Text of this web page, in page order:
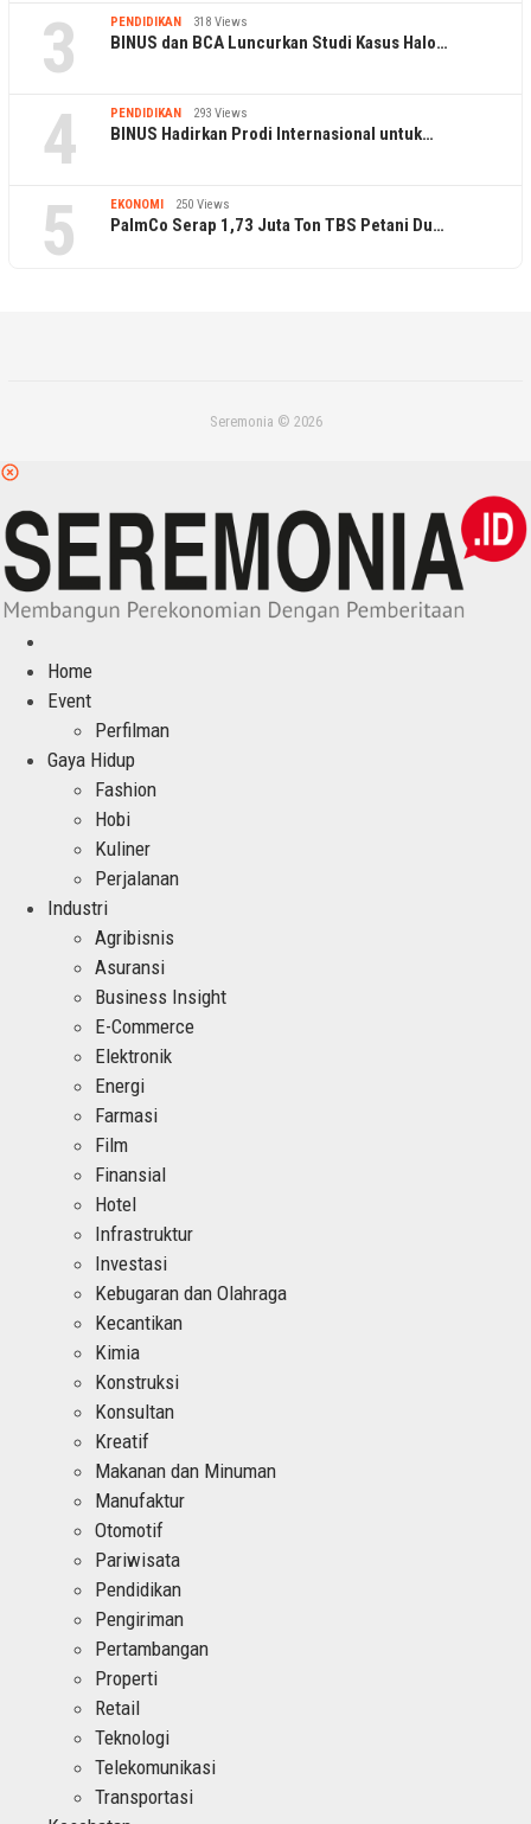
3 PENDIDIKAN 318 Views
BINUS dan BCA Luncurkan Studi Kasus Halo…
4 PENDIDIKAN 293 Views
BINUS Hadirkan Prodi Internasional untuk…
5 EKONOMI 250 Views
PalmCo Serap 1,73 Juta Ton TBS Petani Du…
Seremonia © 2026
Home
Event
Perfilman
Gaya Hidup
Fashion
Hobi
Kuliner
Perjalanan
Industri
Agribisnis
Asuransi
Business Insight
E-Commerce
Elektronik
Energi
Farmasi
Film
Finansial
Hotel
Infrastruktur
Investasi
Kebugaran dan Olahraga
Kecantikan
Kimia
Konstruksi
Konsultan
Kreatif
Makanan dan Minuman
Manufaktur
Otomotif
Pariwisata
Pendidikan
Pengiriman
Pertambangan
Properti
Retail
Teknologi
Telekomunikasi
Transportasi